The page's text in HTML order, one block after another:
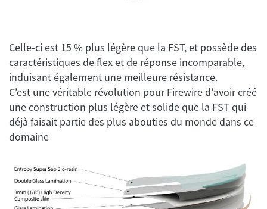
Celle-ci est 15 % plus légère que la FST, et possède des
caractéristiques de flex et de réponse incomparable,
induisant également une meilleure résistance.
C'est une véritable révolution pour Firewire d'avoir créé
une construction plus légère et solide que la FST qui
déjà faisait partie des plus abouties du monde dans ce